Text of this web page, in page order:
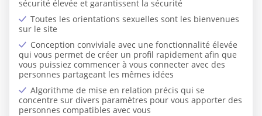
sécurité élevée et garantissent la sécurité
Toutes les orientations sexuelles sont les bienvenues
sur le site
Conception conviviale avec une fonctionnalité élevée
qui vous permet de créer un profil rapidement afin que
vous puissiez commencer à vous connecter avec des
personnes partageant les mêmes idées
Algorithme de mise en relation précis qui se
concentre sur divers paramètres pour vous apporter des
personnes compatibles avec vous